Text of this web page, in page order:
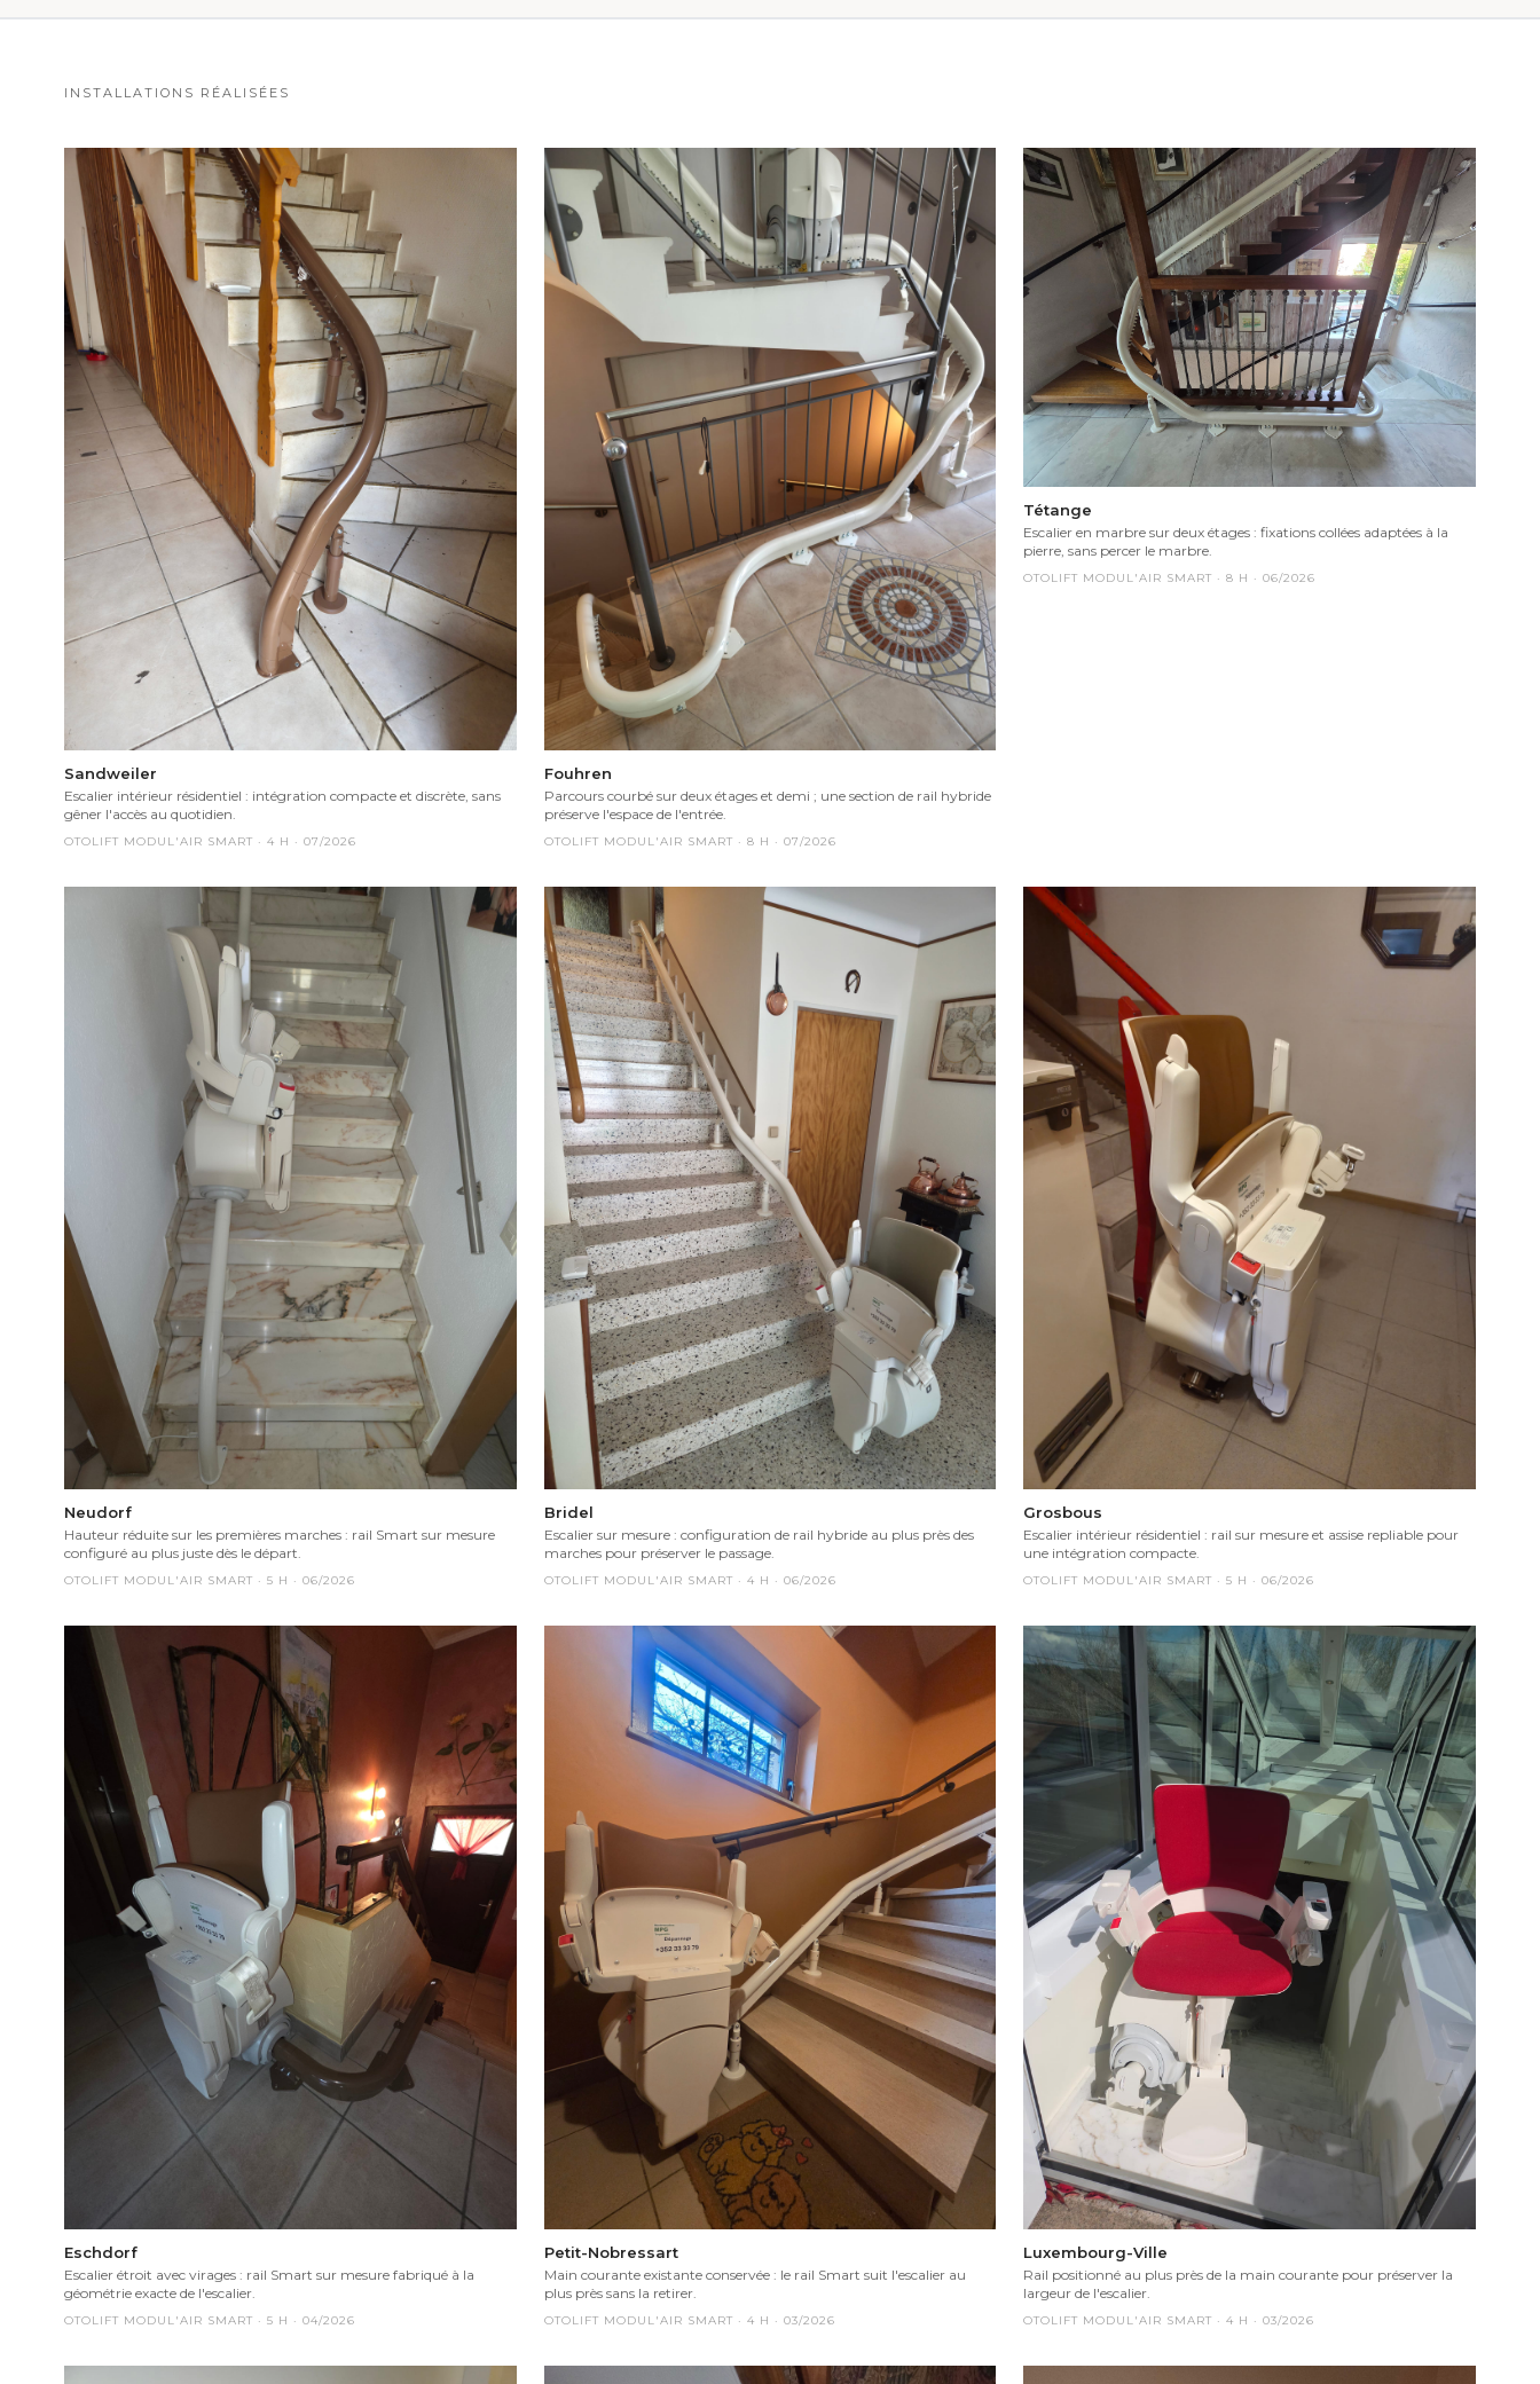
INSTALLATIONS RÉALISÉES
Sandweiler
Escalier intérieur résidentiel : intégration compacte et discrète, sans
gêner l'accès au quotidien.
OTOLIFT MODUL'AIR SMART · 4 H · 07/2026
Fouhren
Parcours courbé sur deux étages et demi ; une section de rail hybride
préserve l'espace de l'entrée.
OTOLIFT MODUL'AIR SMART · 8 H · 07/2026
Tétange
Escalier en marbre sur deux étages : fixations collées adaptées à la
pierre, sans percer le marbre.
OTOLIFT MODUL'AIR SMART ·8 H ·06/2026
Neudorf
Hauteur réduite sur les premières marches : rail Smart sur mesure
configuré au plus juste dès le départ.
OTOLIFT MODUL'AIR SMART · 5 H · 06/2026
Bridel
Escalier sur mesure : configuration de rail hybride au plus près des
marches pour préserver le passage.
OTOLIFT MODUL'AIR SMART · 4 H · 06/2026
Grosbous
Escalier intérieur résidentiel : rail sur mesure et assise repliable pour
une intégration compacte.
OTOLIFT MODUL'AIR SMART ·5 H ·06/2026
Eschdorf
Escalier étroit avec virages : rail Smart sur mesure fabriqué à la
géométrie exacte de l'escalier.
OTOLIFT MODUL'AIR SMART · 5 H · 04/2026
Petit-Nobressart
Main courante existante conservée : le rail Smart suit l'escalier au
plus près sans la retirer.
OTOLIFT MODUL'AIR SMART · 4 H · 03/2026
Luxembourg-Ville
Rail positionné au plus près de la main courante pour préserver la
largeur de l'escalier.
OTOLIFT MODUL'AIR SMART ·4 H ·03/2026